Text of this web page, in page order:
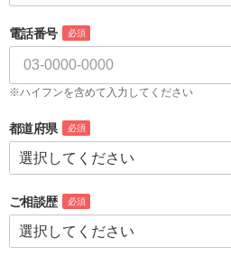
電話番号 必須
※ハイフンを含めて入力してください
都道府県 必須
ご相談歴 必須